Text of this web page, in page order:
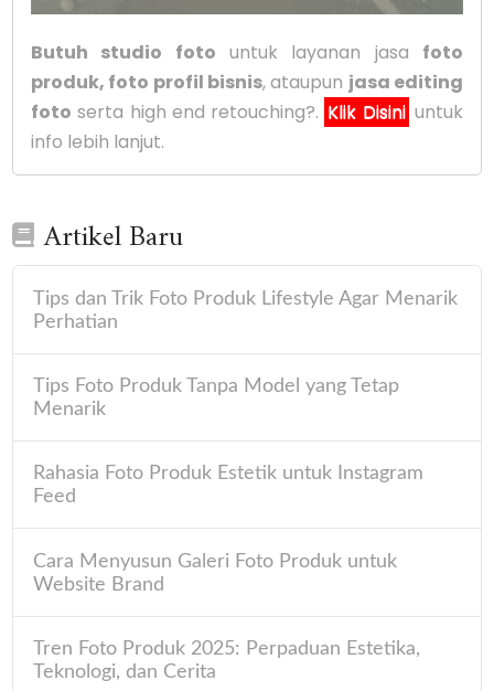
Butuh studio foto untuk layanan jasa foto
produk, foto profil bisnis, ataupun jasa editing
foto serta high end retouching?. Klik Disini untuk
info lebih lanjut.
Artikel Baru
Tips dan Trik Foto Produk Lifestyle Agar Menarik
Perhatian
Tips Foto Produk Tanpa Model yang Tetap
Menarik
Rahasia Foto Produk Estetik untuk Instagram
Feed
Cara Menyusun Galeri Foto Produk untuk
Website Brand
Tren Foto Produk 2025: Perpaduan Estetika,
Teknologi, dan Cerita